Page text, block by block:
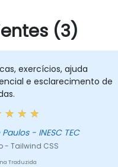
(3)
exercícios, ajuda
e esclarecimento de
- INESC TEC
- Tailwind CSS
Traduzida